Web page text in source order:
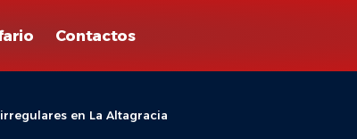
Contactos
en La Altagracia